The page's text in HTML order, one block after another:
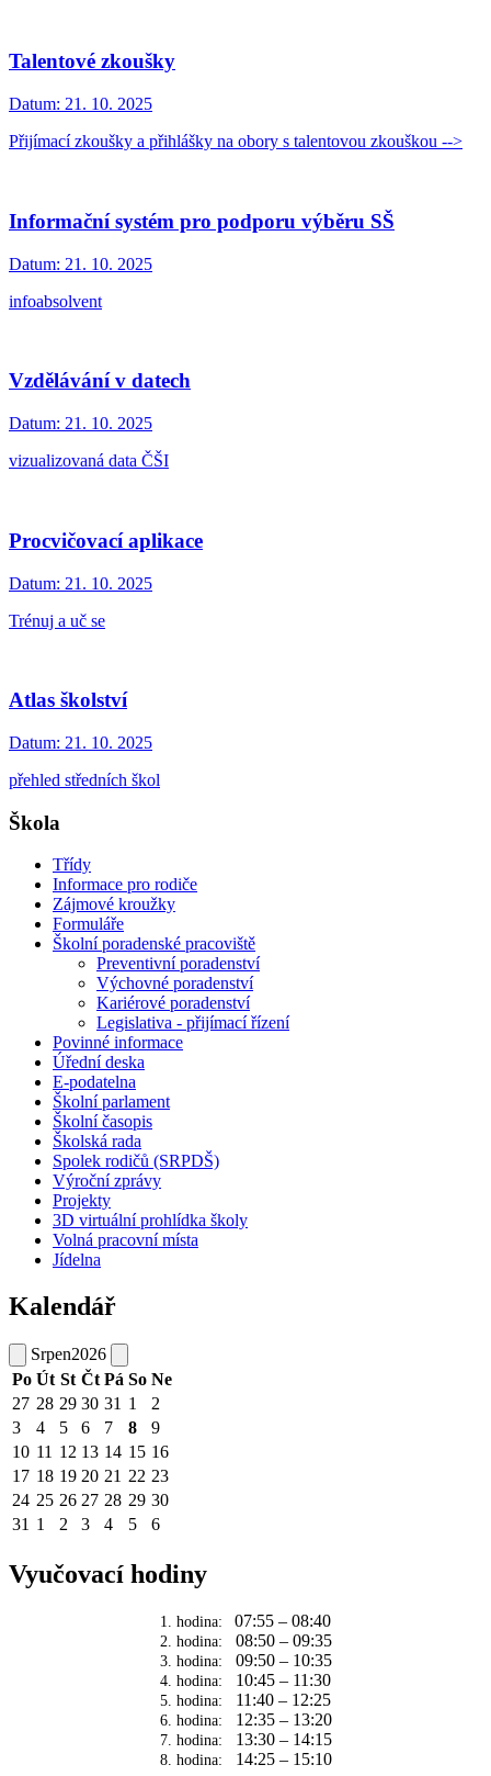
Talentové zkoušky
Datum: 21. 10. 2025
Přijímací zkoušky a přihlášky na obory s talentovou zkouškou -->
Informační systém pro podporu výběru SŠ
Datum: 21. 10. 2025
infoabsolvent
Vzdělávání v datech
Datum: 21. 10. 2025
vizualizovaná data ČŠI
Procvičovací aplikace
Datum: 21. 10. 2025
Trénuj a uč se
Atlas školství
Datum: 21. 10. 2025
přehled středních škol
Škola
Třídy
Informace pro rodiče
Zájmové kroužky
Formuláře
Školní poradenské pracoviště
Preventivní poradenství
Výchovné poradenství
Kariérové poradenství
Legislativa - přijímací řízení
Povinné informace
Úřední deska
E-podatelna
Školní parlament
Školní časopis
Školská rada
Spolek rodičů (SRPDŠ)
Výroční zprávy
Projekty
3D virtuální prohlídka školy
Volná pracovní místa
Jídelna
Kalendář
Srpen2026
Po Út St Čt Pá So Ne
27 28 29 30 31 1
2
3
4 5 6 7 8
9
10 11 12 13 14 15 16
17 18 19 20 21 22 23
24 25 26 27 28 29 30
31 1 2 3 4 5 6
Vyučovací hodiny
1. hodina: 07:55 – 08:40
2. hodina: 08:50 – 09:35
3. hodina: 09:50 – 10:35
4. hodina: 10:45 – 11:30
5. hodina: 11:40 – 12:25
6. hodina: 12:35 – 13:20
7. hodina: 13:30 – 14:15
8. hodina: 14:25 – 15:10